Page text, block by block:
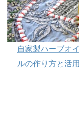
自家製ハーブオ
ルの作り方と活